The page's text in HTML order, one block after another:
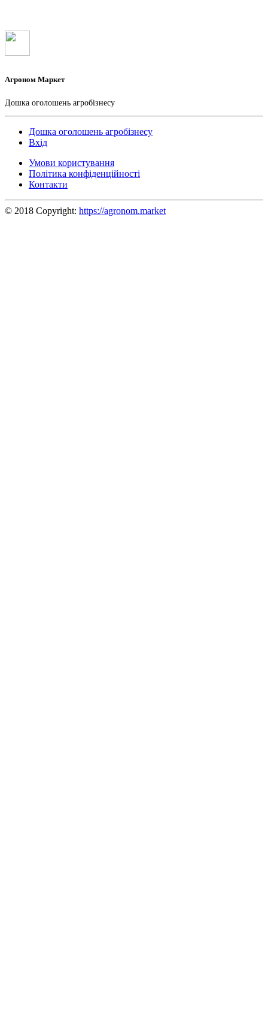
Агроном Маркет
Дошка оголошень агробізнесу
Дошка оголошень агробізнесу
Вхід
Умови користування
Політика конфіденційності
Контакти
© 2018 Copyright: https://agronom.market